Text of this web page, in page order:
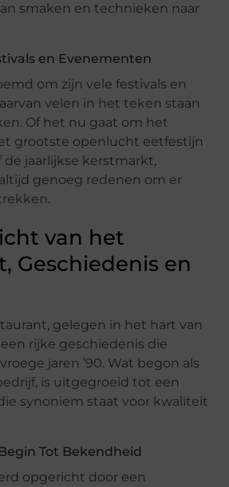
smaken en technieken naar
en Evenementen
om zijn vele festivals en
velen in het teken staan
Of het nu gaat om het
grootste openlucht eetfestijn
de jaarlijkse kerstmarkt,
genoeg redenen om er
van het
Geschiedenis en
gelegen in het hart van
rijke geschiedenis die
jaren ’90. Wat begon als
is uitgegroeid tot een
synoniem staat voor kwaliteit
Tot Bekendheid
opgericht door een